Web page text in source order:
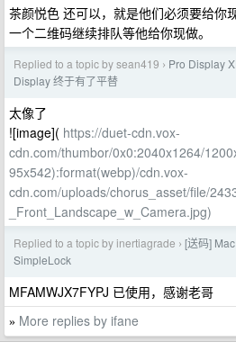
茶颜悦色 还可以，就是他们必须要给你
一个二维码继续排队等他给你现做。
Replied to a topic by sean419 › Pro Display
Display 终于有了平替
太像了
![image]( https://duet-cdn.vox-
cdn.com/thumbor/0x0:2040x1264/
95x542):format(webp)/cdn.vox-
cdn.com/uploads/chorus_asset/file/
_Front_Landscape_w_Camera.jpg)
Replied to a topic by inertiagrade › [送码]
SimpleLock
MFAMWJX7FYPJ 已使用，感谢老哥
» More replies by ifane